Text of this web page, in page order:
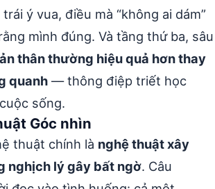
ý vua, điều mà “không ai dám”
mình đúng. Và tầng thứ ba, sâu
thân thường hiệu quả hơn thay
quanh — thông điệp triết học
sống.
Góc nhìn
thuật chính là nghệ thuật xây
nghịch lý gây bất ngờ. Câu